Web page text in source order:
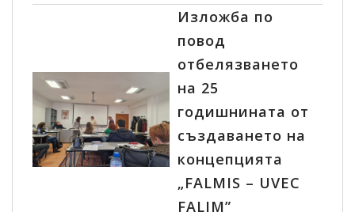
Изложба по
повод
отбелязването
на 25
годишнината от
създаването на
концепцията
„FALMIS – UVEC
FALIM”